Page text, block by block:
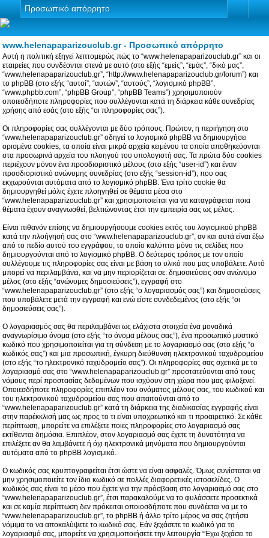
Προσωπικό απόρρητο
www.helenapaparizouclub.gr - Προσωπικό απόρρητο
Αυτή η πολιτική εξηγεί λεπτομερώς πώς το “www.helenapaparizouclub.gr” και οι
εταιρείες που συνδέονται στενά με αυτό (στο εξής “εμείς”, “εμάς”, “δικό μας”,
“www.helenapaparizouclub.gr”, “http://www.helenapaparizouclub.gr/forum”) και
το phpBB (στο εξής “αυτοί”, “αυτών”, “αυτούς”, “λογισμικό phpBB”,
“www.phpbb.com”, “phpBB Group”, “phpBB Teams”) χρησιμοποιούν
οποιεσδήποτε πληροφορίες που συλλέγονται κατά τη διάρκεια κάθε συνεδρίας
χρήσης από εσάς (στο εξής “οι πληροφορίες σας”).
Οι πληροφορίες σας συλλέγονται με δύο τρόπους. Πρώτον, η περιήγηση στο
“www.helenapaparizouclub.gr” οδηγεί το λογισμικό phpBB να δημιουργήσει
ορισμένα cookies, τα οποία είναι μικρά αρχεία κειμένου τα οποία αποθηκεύονται
στα προσωρινά αρχεία του πλοηγού του υπολογιστή σας. Τα πρώτα δύο cookies
περιέχουν μόνον ένα προσδιοριστικό μέλους (στο εξής “user-id”) και έναν
προσδιοριστικό ανώνυμης συνεδρίας (στο εξής “session-id”), που σας
εκχωρούνται αυτόματα από το λογισμικό phpBB. Ένα τρίτο cookie θα
δημιουργηθεί μόλις έχετε πλοηγηθεί σε θέματα μέσα στο
“www.helenapaparizouclub.gr” και χρησιμοποιείται για να καταγράφεται ποια
θέματα έχουν αναγνωσθεί, βελτιώνοντας έτσι την εμπειρία σας ως μέλος.
Είναι πιθανόν επίσης να δημιουργήσουμε cookies εκτός του λογισμικού phpBB
κατά την πλοήγησή σας στο “www.helenapaparizouclub.gr”, αν και αυτά είναι έξω
από το πεδίο αυτού του εγγράφου, το οποίο καλύπτει μόνο τις σελίδες που
δημιουργούνται από το λογισμικό phpBB. Ο δεύτερος τρόπος με τον οποίο
συλλέγουμε τις πληροφορίες σας είναι με βάση το υλικό που μας υποβάλετε. Αυτό
μπορεί να περιλαμβάνει, και να μην περιορίζεται σε: δημοσιεύσεις σαν ανώνυμο
μέλος (στο εξής “ανώνυμες δημοσιεύσεις”), εγγραφή στο
“www.helenapaparizouclub.gr” (στο εξής “ο λογαριασμός σας”) και δημοσιεύσεις
που υποβάλετε μετά την εγγραφή και ενώ είστε συνδεδεμένος (στο εξής “οι
δημοσιεύσεις σας”).
Ο λογαριασμός σας θα περιλαμβάνει ως ελάχιστα στοιχεία ένα μοναδικά
αναγνωρίσιμο όνομα (στο εξής “το όνομα μέλους σας”), ένα προσωπικό μυστικό
κωδικό που χρησιμοποιείται για τη σύνδεση με το λογαριασμό σας (στο εξής “ο
κωδικός σας”) και μια προσωπική, έγκυρη διεύθυνση ηλεκτρονικού ταχυδρομείου
(στο εξής “το ηλεκτρονικό ταχυδρομείο σας”). Οι πληροφορίες σας σχετικά με το
λογαριασμό σας στο “www.helenapaparizouclub.gr” προστατεύονται από τους
νόμους περί προστασίας δεδομένων που ισχύουν στη χώρα που μας φιλοξενεί.
Οποιεσδήποτε πληροφορίες επιπλέον του ονόματος μέλους σας, του κωδικού και
του ηλεκτρονικού ταχυδρομείου σας που απαιτούνται από το
“www.helenapaparizouclub.gr” κατά τη διάρκεια της διαδικασίας εγγραφής είναι
στην παρέκκλισή μας ως προς το τι είναι υποχρεωτικό και τι προαιρετικό. Σε κάθε
περίπτωση, μπορείτε να επιλέξετε ποιες πληροφορίες στο λογαριασμό σας
εκτίθενται δημόσια. Επιπλέον, στον λογαριασμό σας έχετε τη δυνατότητα να
επιλέξετε αν θα λαμβάνετε ή όχι ηλεκτρονικά μηνύματα που δημιουργούνται
αυτόματα από το phpBB λογισμικό.
Ο κωδικός σας κρυπτογραφείται έτσι ώστε να είναι ασφαλές. Όμως συνίσταται να
μην χρησιμοποιείτε τον ίδιο κωδικό σε πολλές διαφορετικές ιστοσελίδες. Ο
κωδικός σας είναι το μέσο που έχετε για την πρόσβαση στο λογαριασμό σας στο
“www.helenapaparizouclub.gr”, έτσι παρακαλούμε να το φυλάσσετε προσεκτικά
και σε καμία περίπτωση δεν πρόκειται οποιοσδήποτε που συνδέεται να με το
“www.helenapaparizouclub.gr”, το phpBB ή άλλο τρίτο μέρος να σας ζητήσει
νόμιμα το να αποκαλύψετε το κωδικό σας. Εάν ξεχάσετε το κωδικό για το
λογαριασμό σας, μπορείτε να χρησιμοποιήσετε την λειτουργία “Έχω ξεχάσει το